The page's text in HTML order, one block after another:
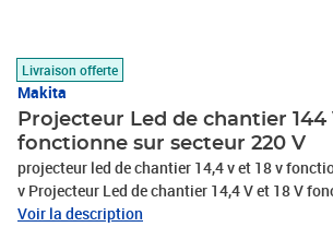
Livraison offerte
Makita
Projecteur Led de chantier 144
fonctionne sur secteur 220 V
projecteur led de chantier 14,4 v et 18 v
v Projecteur Led de chantier 14,4 V et 18 V fonctionne sur secteur
220 V• Tension 14 et 18 V.• Éclairement 750/
Voir la description